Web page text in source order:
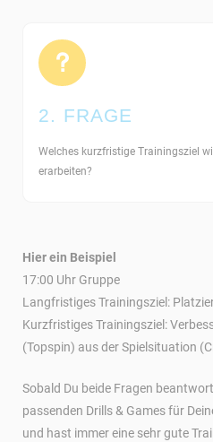
2. FRAGE
Welches kurzfristige Trainingsziel
erarbeiten?
Hier ein Beispiel
17:00 Uhr Gruppe
Langfristiges Trainingsziel:
Kurzfristiges Trainingsziel:
(Topspin) aus der Spielsituation
Sobald Du beide Fragen
passenden Drills & Games für
und hast immer eine sehr gute